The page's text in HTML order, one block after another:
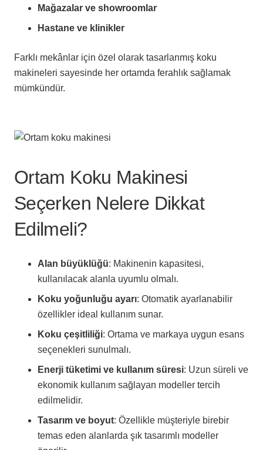
Mağazalar ve showroomlar
Hastane ve klinikler
Farklı mekânlar için özel olarak tasarlanmış koku
makineleri sayesinde her ortamda ferahlık sağlamak
mümkündür.
Ortam Koku Makinesi
Seçerken Nelere Dikkat
Edilmeli?
Alan büyüklüğü: Makinenin kapasitesi,
kullanılacak alanla uyumlu olmalı.
Koku yoğunluğu ayarı: Otomatik ayarlanabilir
özellikler ideal kullanım sunar.
Koku çeşitliliği: Ortama ve markaya uygun esans
seçenekleri sunulmalı.
Enerji tüketimi ve kullanım süresi: Uzun süreli ve
ekonomik kullanım sağlayan modeller tercih
edilmelidir.
Tasarım ve boyut: Özellikle müşteriyle birebir
temas eden alanlarda şık tasarımlı modeller